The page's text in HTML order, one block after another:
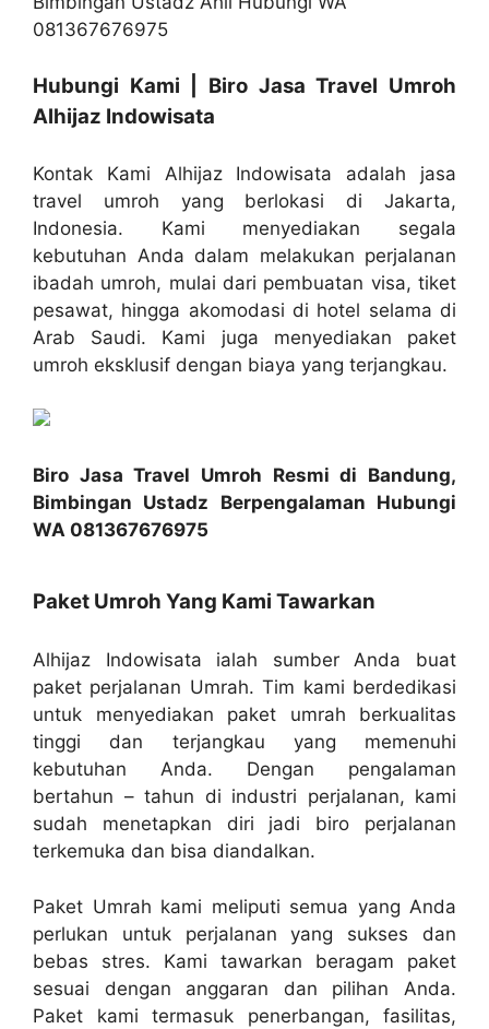
Hubungi Kami | Biro Jasa Travel Umroh
Alhijaz Indowisata
Kontak Kami Alhijaz Indowisata adalah jasa
travel umroh yang berlokasi di Jakarta,
Indonesia. Kami menyediakan segala
kebutuhan Anda dalam melakukan perjalanan
ibadah umroh, mulai dari pembuatan visa, tiket
pesawat, hingga akomodasi di hotel selama di
Arab Saudi. Kami juga menyediakan paket
umroh eksklusif dengan biaya yang terjangkau.
Biro Jasa Travel Umroh Resmi di Bandung,
Bimbingan Ustadz Berpengalaman Hubungi
WA 081367676975
Paket Umroh Yang Kami Tawarkan
Alhijaz Indowisata ialah sumber Anda buat
paket perjalanan Umrah. Tim kami berdedikasi
untuk menyediakan paket umrah berkualitas
tinggi dan terjangkau yang memenuhi
kebutuhan Anda. Dengan pengalaman
bertahun – tahun di industri perjalanan, kami
sudah menetapkan diri jadi biro perjalanan
terkemuka dan bisa diandalkan.
Paket Umrah kami meliputi semua yang Anda
perlukan untuk perjalanan yang sukses dan
bebas stres. Kami tawarkan beragam paket
sesuai dengan anggaran dan pilihan Anda.
Paket kami termasuk penerbangan, fasilitas,